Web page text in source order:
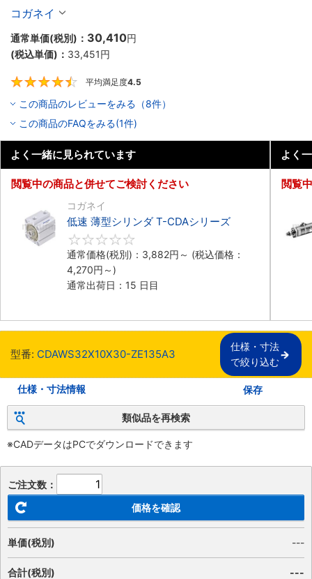
コガネイ
通常単価(税別)： 30,410円
(税込単価)： 33,451円
平均満足度4.5
この商品のレビューをみる（8件）
この商品のFAQをみる(1件)
よく一緒に見られています
閲覧中の商品と併せてご検討ください
コガネイ
低速 薄型シリンダ T-CDAシリーズ
通常価格(税別)： 3,882円 ～ (税込価格：
4,270円 ～)
通常出荷日：15 日目
よく
閲覧
型番: CDAWS32X10X30-ZE135A3
仕様・寸法
で絞り込む
仕様・寸法情報 保存
類似品を再検索
※CADデータはPCでダウンロードできます
ご注文数：
価格を確認
単価(税別) ---
合計(税別)
---